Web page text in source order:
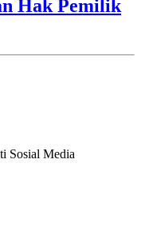
Hak Pemilik
Sosial Media